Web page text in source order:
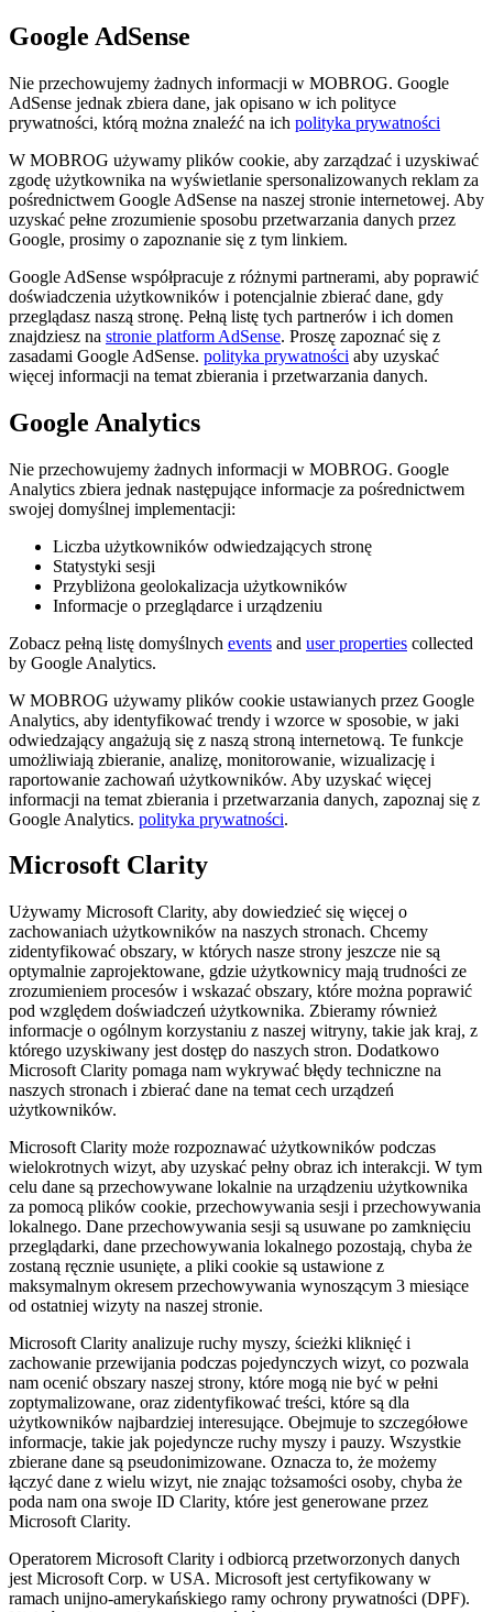
Google AdSense
Nie przechowujemy żadnych informacji w MOBROG. Google
AdSense jednak zbiera dane, jak opisano w ich polityce
prywatności, którą można znaleźć na ich polityka prywatności
W MOBROG używamy plików cookie, aby zarządzać i uzyskiwać
zgodę użytkownika na wyświetlanie spersonalizowanych reklam za
pośrednictwem Google AdSense na naszej stronie internetowej. Aby
uzyskać pełne zrozumienie sposobu przetwarzania danych przez
Google, prosimy o zapoznanie się z tym linkiem.
Google AdSense współpracuje z różnymi partnerami, aby poprawić
doświadczenia użytkowników i potencjalnie zbierać dane, gdy
przeglądasz naszą stronę. Pełną listę tych partnerów i ich domen
znajdziesz na stronie platform AdSense. Proszę zapoznać się z
zasadami Google AdSense. polityka prywatności aby uzyskać
więcej informacji na temat zbierania i przetwarzania danych.
Google Analytics
Nie przechowujemy żadnych informacji w MOBROG. Google
Analytics zbiera jednak następujące informacje za pośrednictwem
swojej domyślnej implementacji:
Liczba użytkowników odwiedzających stronę
Statystyki sesji
Przybliżona geolokalizacja użytkowników
Informacje o przeglądarce i urządzeniu
Zobacz pełną listę domyślnych events and user properties collected
by Google Analytics.
W MOBROG używamy plików cookie ustawianych przez Google
Analytics, aby identyfikować trendy i wzorce w sposobie, w jaki
odwiedzający angażują się z naszą stroną internetową. Te funkcje
umożliwiają zbieranie, analizę, monitorowanie, wizualizację i
raportowanie zachowań użytkowników. Aby uzyskać więcej
informacji na temat zbierania i przetwarzania danych, zapoznaj się z
Google Analytics. polityka prywatności.
Microsoft Clarity
Używamy Microsoft Clarity, aby dowiedzieć się więcej o
zachowaniach użytkowników na naszych stronach. Chcemy
zidentyfikować obszary, w których nasze strony jeszcze nie są
optymalnie zaprojektowane, gdzie użytkownicy mają trudności ze
zrozumieniem procesów i wskazać obszary, które można poprawić
pod względem doświadczeń użytkownika. Zbieramy również
informacje o ogólnym korzystaniu z naszej witryny, takie jak kraj, z
którego uzyskiwany jest dostęp do naszych stron. Dodatkowo
Microsoft Clarity pomaga nam wykrywać błędy techniczne na
naszych stronach i zbierać dane na temat cech urządzeń
użytkowników.
Microsoft Clarity może rozpoznawać użytkowników podczas
wielokrotnych wizyt, aby uzyskać pełny obraz ich interakcji. W tym
celu dane są przechowywane lokalnie na urządzeniu użytkownika
za pomocą plików cookie, przechowywania sesji i przechowywania
lokalnego. Dane przechowywania sesji są usuwane po zamknięciu
przeglądarki, dane przechowywania lokalnego pozostają, chyba że
zostaną ręcznie usunięte, a pliki cookie są ustawione z
maksymalnym okresem przechowywania wynoszącym 3 miesiące
od ostatniej wizyty na naszej stronie.
Microsoft Clarity analizuje ruchy myszy, ścieżki kliknięć i
zachowanie przewijania podczas pojedynczych wizyt, co pozwala
nam ocenić obszary naszej strony, które mogą nie być w pełni
zoptymalizowane, oraz zidentyfikować treści, które są dla
użytkowników najbardziej interesujące. Obejmuje to szczegółowe
informacje, takie jak pojedyncze ruchy myszy i pauzy. Wszystkie
zbierane dane są pseudonimizowane. Oznacza to, że możemy
łączyć dane z wielu wizyt, nie znając tożsamości osoby, chyba że
poda nam ona swoje ID Clarity, które jest generowane przez
Microsoft Clarity.
Operatorem Microsoft Clarity i odbiorcą przetworzonych danych
jest Microsoft Corp. w USA. Microsoft jest certyfikowany w
ramach unijno-amerykańskiego ramy ochrony prywatności (DPF).